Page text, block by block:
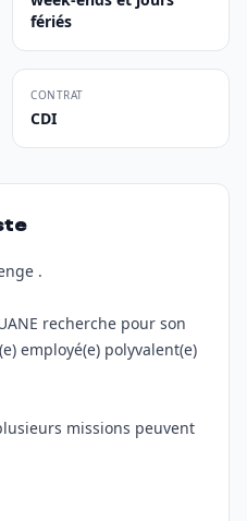
fériés
CONTRAT
CDI
.
recherche pour son
employé(e) polyvalent(e)
missions peuvent